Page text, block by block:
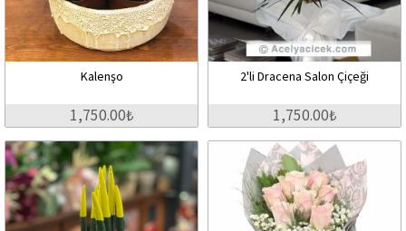
Kalenşo
1,750.00₺
2'li Dracena Salon Çiçeği
1,750.00₺